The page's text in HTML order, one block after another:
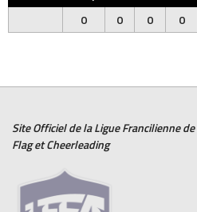
0
0 0 0
Site Officiel de la Ligue Francilienne de
FlagetCheerleading